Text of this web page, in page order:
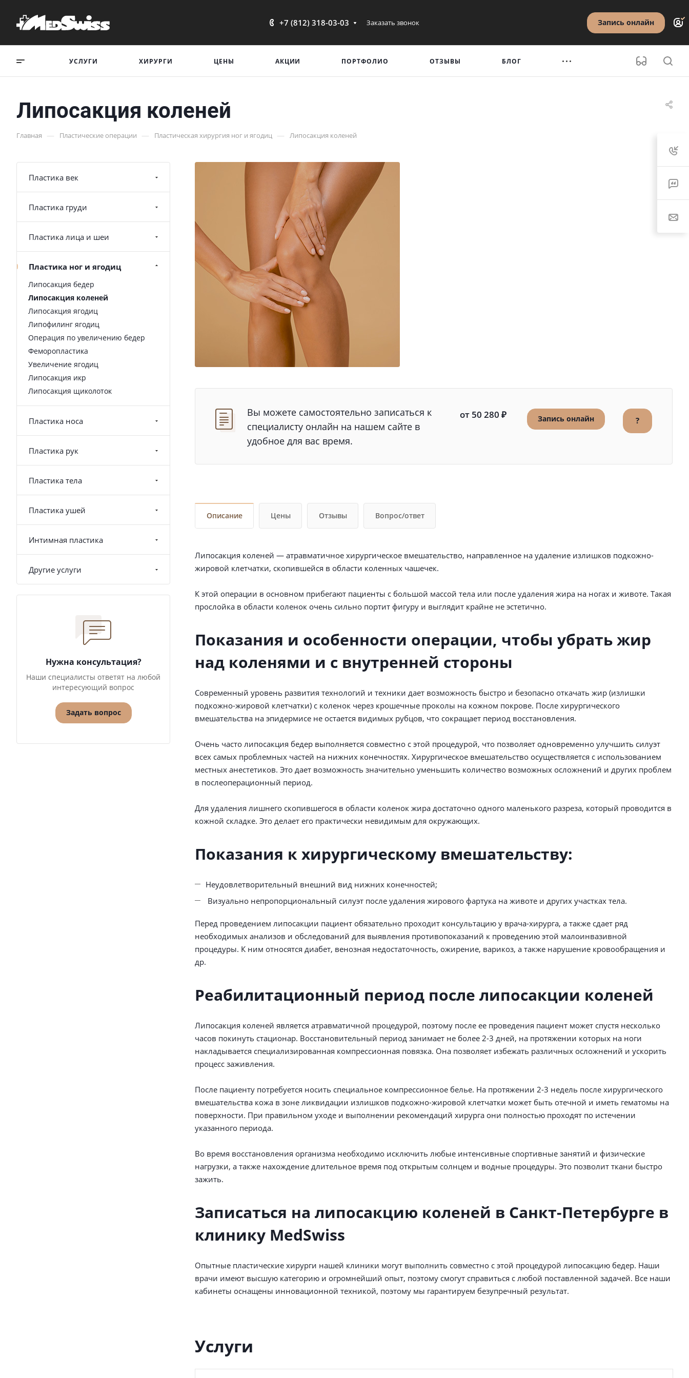
+7 (812) 318-03-03 Заказать звонок Запись онлайн
УСЛУГИ ХИРУРГИ ЦЕНЫ АКЦИИ ПОРТФОЛИО ОТЗЫВЫ БЛОГ
Липосакция коленей
Главная — Пластические операции — Пластическая хирургия ног и ягодиц — Липосакция коленей
Вы можете самостоятельно записаться к
специалисту онлайн на нашем сайте в
удобное для вас время.
от 50 280 ₽ Запись онлайн ?
Описание Цены Отзывы Вопрос/ответ
Липосакция коленей — атравматичное хирургическое вмешательство, направленное на удаление излишков подкожно-
жировой клетчатки, скопившейся в области коленных чашечек.
К этой операции в основном прибегают пациенты с большой массой тела или после удаления жира на ногах и животе. Такая
прослойка в области коленок очень сильно портит фигуру и выглядит крайне не эстетично.
Показания и особенности операции, чтобы убрать жир
над коленями и с внутренней стороны
Современный уровень развития технологий и техники дает возможность быстро и безопасно откачать жир (излишки
подкожно-жировой клетчатки) с коленок через крошечные проколы на кожном покрове. После хирургического
вмешательства на эпидермисе не остается видимых рубцов, что сокращает период восстановления.
Очень часто липосакция бедер выполняется совместно с этой процедурой, что позволяет одновременно улучшить силуэт
всех самых проблемных частей на нижних конечностях. Хирургическое вмешательство осуществляется с использованием
местных анестетиков. Это дает возможность значительно уменьшить количество возможных осложнений и других проблем
в послеоперационный период.
Для удаления лишнего скопившегося в области коленок жира достаточно одного маленького разреза, который проводится в
кожной складке. Это делает его практически невидимым для окружающих.
Показания к хирургическому вмешательству:
Неудовлетворительный внешний вид нижних конечностей;
Визуально непропорциональный силуэт после удаления жирового фартука на животе и других участках тела.
Перед проведением липосакции пациент обязательно проходит консультацию у врача-хирурга, а также сдает ряд
необходимых анализов и обследований для выявления противопоказаний к проведению этой малоинвазивной
процедуры. К ним относятся диабет, венозная недостаточность, ожирение, варикоз, а также нарушение кровообращения и
др.
Реабилитационный период после липосакции коленей
Липосакция коленей является атравматичной процедурой, поэтому после ее проведения пациент может спустя несколько
часов покинуть стационар. Восстановительный период занимает не более 2-3 дней, на протяжении которых на ноги
накладывается специализированная компрессионная повязка. Она позволяет избежать различных осложнений и ускорить
процесс заживления.
После пациенту потребуется носить специальное компрессионное белье. На протяжении 2-3 недель после хирургического
вмешательства кожа в зоне ликвидации излишков подкожно-жировой клетчатки может быть отечной и иметь гематомы на
поверхности. При правильном уходе и выполнении рекомендаций хирурга они полностью проходят по истечении
указанного периода.
Во время восстановления организма необходимо исключить любые интенсивные спортивные занятий и физические
нагрузки, а также нахождение длительное время под открытым солнцем и водные процедуры. Это позволит ткани быстро
зажить.
Записаться на липосакцию коленей в Санкт-Петербурге в
клинику MedSwiss
Опытные пластические хирурги нашей клиники могут выполнить совместно с этой процедурой липосакцию бедер. Наши
врачи имеют высшую категорию и огромнейший опыт, поэтому смогут справиться с любой поставленной задачей. Все наши
кабинеты оснащены инновационной техникой, поэтому мы гарантируем безупречный результат.
Услуги
Пластика век
Пластика груди
Пластика лица и шеи
Пластика ног и ягодиц
Липосакция бедер
Липосакция коленей
Липосакция ягодиц
Липофилинг ягодиц
Операция по увеличению бедер
Феморопластика
Увеличение ягодиц
Липосакция икр
Липосакция щиколоток
Пластика носа
Пластика рук
Пластика тела
Пластика ушей
Интимная пластика
Другие услуги
Нужна консультация?
Наши специалисты ответят на любой
интересующий вопрос
Задать вопрос